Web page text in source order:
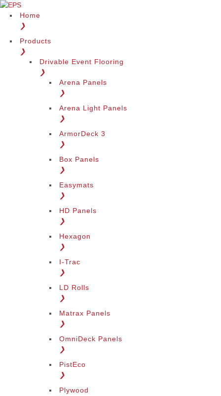
Home
❯
Products
❯
Drivable Event Flooring
❯
Arena Panels
❯
Arena Light Panels
❯
ArmorDeck 3
❯
Box Panels
❯
Easymats
❯
HD Panels
❯
Hexagon
❯
I-Trac
❯
LD Rolls
❯
Matrax Panels
❯
OmniDeck Panels
❯
PistEco
❯
Plywood